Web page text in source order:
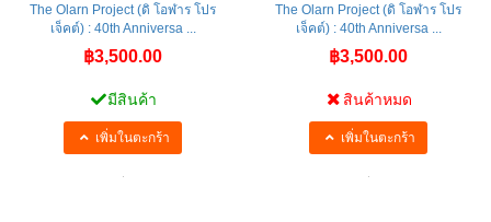
The Olarn Project (ดิ โอฬาร โปร
เจ็คต์) : 40th Anniversa ...
฿3,500.00
มีสินค้า
เพิ่มในตะกร้า
The Olarn Project (ดิ โอฬาร โปร
เจ็คต์) : 40th Anniversa ...
฿3,500.00
สินค้าหมด
เพิ่มในตะกร้า